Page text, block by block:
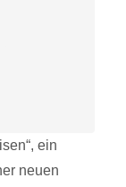
ein
neuen